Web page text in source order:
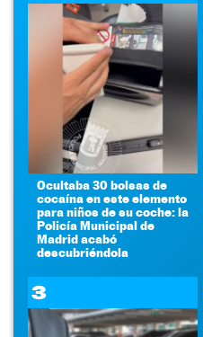
Ocultaba 30 bolsas de
cocaína en este elemento
para niños de su coche: la
Policía Municipal de
Madrid acabó
descubriéndola
3